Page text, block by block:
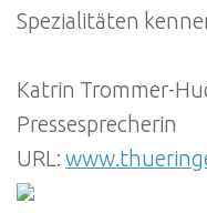
Spezialitäten
Katrin Trommer-
Pressesprecherin
URL: